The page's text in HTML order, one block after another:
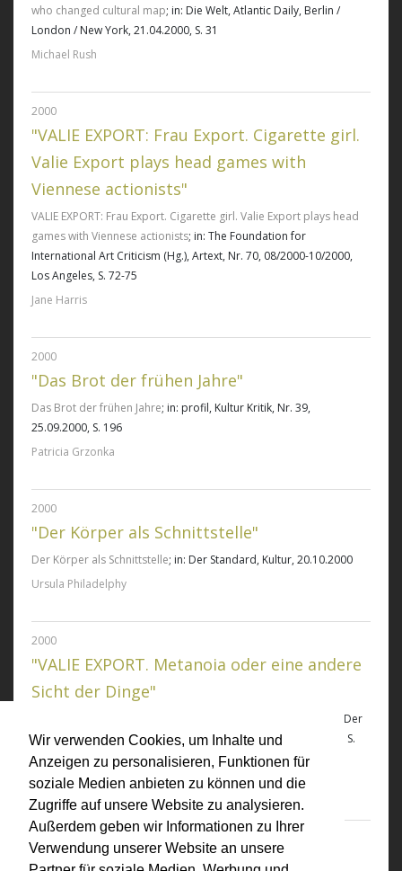
Wir verwenden Cookies, um Inhalte und
Anzeigen zu personalisieren, Funktionen für
soziale Medien anbieten zu können und die
Zugriffe auf unsere Website zu analysieren.
Außerdem geben wir Informationen zu Ihrer
Verwendung unserer Website an unsere
who changed cultural map; in: Die Welt, Atlantic Daily, Berlin /
London / New York, 21.04.2000, S. 31
Michael Rush
2000
"VALIE EXPORT: Frau Export. Cigarette girl.
Valie Export plays head games with
Viennese actionists"
VALIE EXPORT: Frau Export. Cigarette girl. Valie Export plays head
games with Viennese actionists; in: The Foundation for
International Art Criticism (Hg.), Artext, Nr. 70, 08/2000-10/2000,
Los Angeles, S. 72-75
Jane Harris
2000
"Das Brot der frühen Jahre"
Das Brot der frühen Jahre; in: profil, Kultur Kritik, Nr. 39,
25.09.2000, S. 196
Patricia Grzonka
2000
"Der Körper als Schnittstelle"
Der Körper als Schnittstelle; in: Der Standard, Kultur, 20.10.2000
Ursula Philadelphy
2000
"VALIE EXPORT. Metanoia oder eine andere
Sicht der Dinge"
; in: Der
Kunstverein Bremen (Hg.), punkt.Kunst im Norden, Nr. 4, 2000, S.
32-33
Meiken Behm
2000
"Wundenfrau"